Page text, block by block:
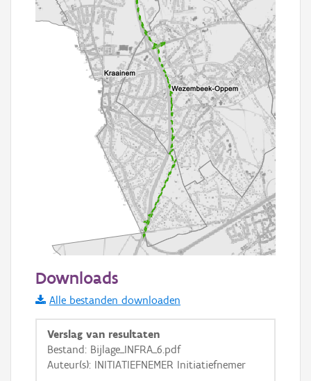
Informatie Vlaanderen
i
+ −
Downloads
Alle bestanden downloaden
Verslag van resultaten
Bestand: Bijlage_INFRA_6.pdf
Auteur(s): INITIATIEFNEMER Initiatiefnemer